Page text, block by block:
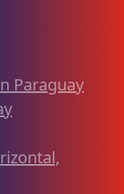
Paraguay